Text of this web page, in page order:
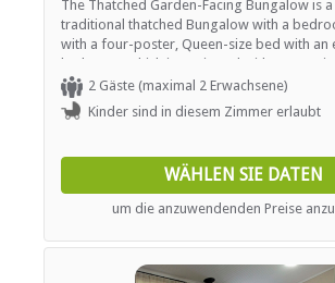
The Thatched Garden-Facing Bungalow is
traditional thatched Bungalow with a
with a four-poster, Queen-size bed with an
bathroom which is equipped with a Jacuzzi
shower, hand basins and WC. The living
fridge and log fireplace, opens onto a
This spacious bedroom and log fireplace
and coffee making facility, and a wood
(firewood is provided free of charge).
bathroom amenities, Wireless internet
and tea making facilities, complimentary
internet in room, maid service, converters/
refrigerator, safe and a sitting area.
2 Gäste (maximal 2 Erwachsene)
Kinder sind in diesem Zimmer erlaubt
WÄHLEN SIE DATEN
um die anzuwendenden Preise